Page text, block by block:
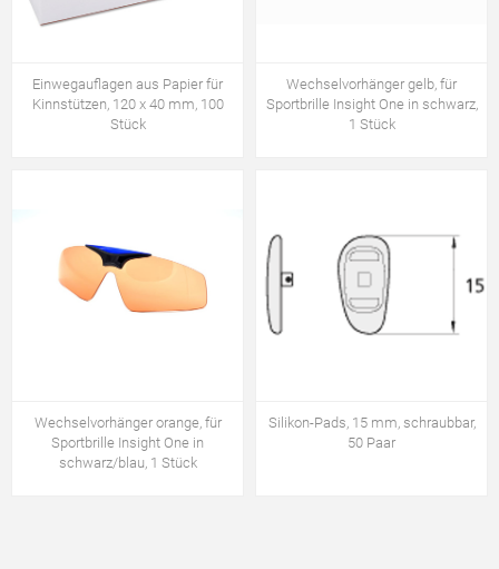
Einwegauflagen aus Papier für
Kinnstützen, 120 x 40 mm, 100
Stück
Wechselvorhänger gelb, für
Sportbrille Insight One in schwarz,
1 Stück
Wechselvorhänger orange, für
Sportbrille Insight One in
schwarz/blau, 1 Stück
Silikon-Pads, 15 mm, schraubbar,
50 Paar